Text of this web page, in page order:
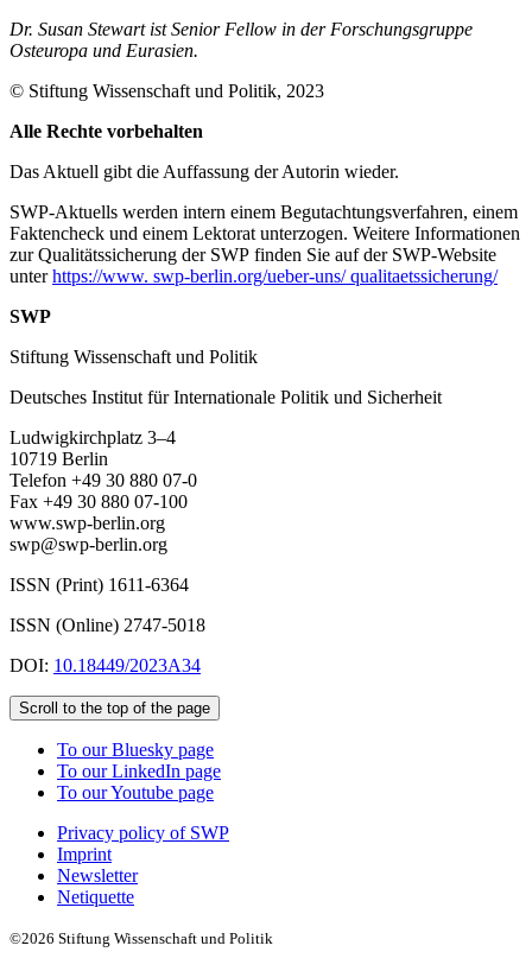
Dr. Susan Stewart ist Senior Fellow in der Forschungsgruppe
Osteuropa und Eurasien.
© Stiftung Wissenschaft und Politik, 2023
Alle Rechte vorbehalten
Das Aktuell gibt die Auf­fassung der Autorin wieder.
SWP-Aktuells werden intern einem Begutachtungsverfah­ren, einem
Faktencheck und einem Lektorat unterzogen. Weitere Informationen
zur Qualitätssicherung der SWP finden Sie auf der SWP-Website
unterhttps://www. swp-berlin.org/ueber-uns/ qualitaetssicherung/
SWP
Stiftung Wissenschaft und Politik
Deutsches Institut für Internationale Politik und Sicherheit
Ludwigkirchplatz 3–4
10719 Berlin
Telefon +49 30 880 07-0
Fax +49 30 880 07-100
www.swp-berlin.org
swp@swp-berlin.org
ISSN (Print) 1611-6364
ISSN (Online) 2747-5018
DOI: 10.18449/2023A34
Scroll to the top of the page
To our Bluesky page
To our LinkedIn page
To our Youtube page
Privacy policy of SWP
Imprint
Newsletter
Netiquette
©2026 Stiftung Wissenschaft und Politik